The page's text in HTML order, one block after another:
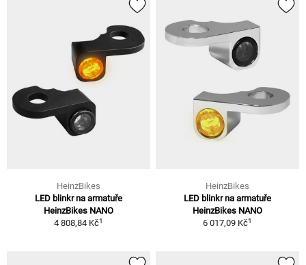
HeinzBikes
LED blinkr na armatuře
HeinzBikes NANO
4 808,84 Kč1
HeinzBikes
LED blinkr na armatuře
HeinzBikes NANO
6 017,09 Kč1